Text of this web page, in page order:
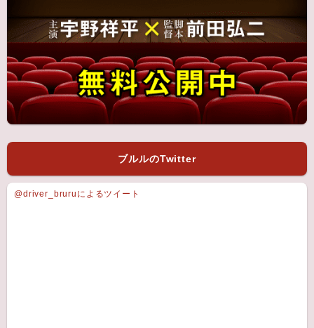
ブルルのTwitter
@driver_bruruによるツイート